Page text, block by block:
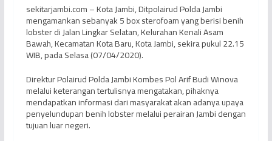
sekitarjambi.com – Kota Jambi, Ditpolairud Polda Jambi
mengamankan sebanyak 5 box sterofoam yang berisi benih
lobster di Jalan Lingkar Selatan, Kelurahan Kenali Asam
Bawah, Kecamatan Kota Baru, Kota Jambi, sekira pukul 22.15
WIB, pada Selasa (07/04/2020).
Direktur Polairud Polda Jambi Kombes Pol Arif Budi Winova
melalui keterangan tertulisnya mengatakan, pihaknya
mendapatkan informasi dari masyarakat akan adanya upaya
penyelundupan benih lobster melalui perairan Jambi dengan
tujuan luar negeri.